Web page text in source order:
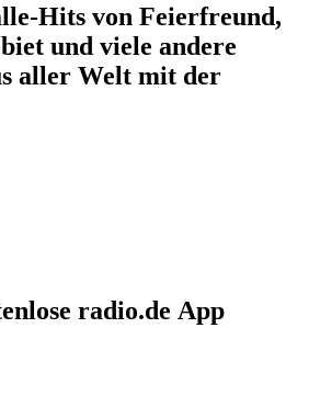
Hits von Feierfreund,
und viele andere
aller Welt mit der
radio.de App